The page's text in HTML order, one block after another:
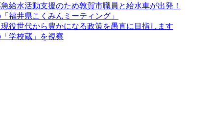
給水活動支援のため敦賀市職員と給水車が出発！
福井県こくみんミーティング」
役世代から豊かになる政策を愚直に目指します
学校蔵」を視察